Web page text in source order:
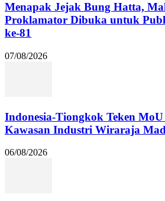
Menapak Jejak Bung Hatta,
Proklamator Dibuka untuk
ke-81
07/08/2026
Indonesia-Tiongkok Teken MoU
Kawasan Industri Wiraraja
06/08/2026